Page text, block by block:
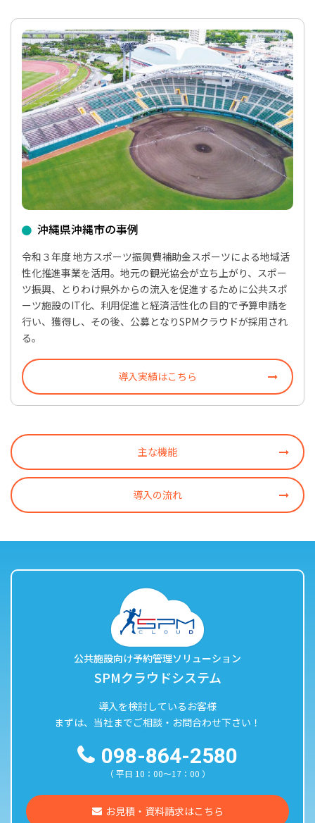
沖縄県沖縄市の事例
令和３年度 地方スポーツ振興費補助金スポーツによる地域活
性化推進事業を活用。地元の観光協会が立ち上がり、スポー
ツ振興、とりわけ県外からの流入を促進するために公共スポ
ーツ施設のIT化、利用促進と経済活性化の目的で予算申請を
行い、獲得し、その後、公募となりSPMクラウドが採用され
る。
導入実績はこちら
主な機能
導入の流れ
公共施設向け予約管理ソリューション
SPMクラウドシステム
導入を検討しているお客様
まずは、当社までご相談・お問合わせ下さい！
098-864-2580
（ 平日 10：00〜17：00 ）
お見積・資料請求はこちら